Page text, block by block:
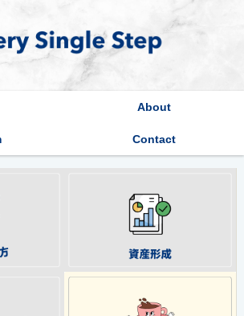
About
Contact